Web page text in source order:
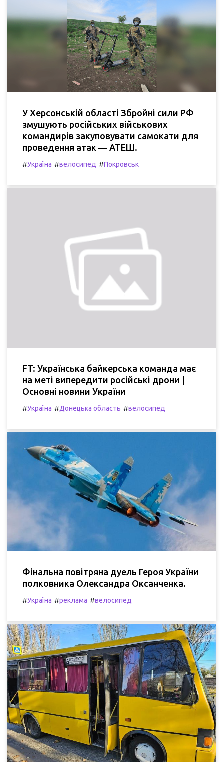
У Херсонській області Збройні сили РФ
змушують російських військових
командирів закуповувати самокати для
проведення атак — АТЕШ.
#Україна #велосипед #Покровськ
FT: Українська байкерська команда має
на меті випередити російські дрони |
Основні новини України
#Україна #Донецька область #велосипед
Фінальна повітряна дуель Героя України
полковника Олександра Оксанченка.
#Україна #реклама #велосипед